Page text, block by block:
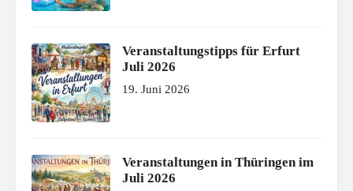
Veranstaltungstipps für Erfurt
Juli 2026
19. Juni 2026
Veranstaltungen in Thüringen im
Juli 2026